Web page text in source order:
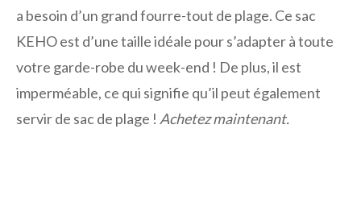
a besoin d’un grand fourre-tout de plage. Ce sac
KEHO est d’une taille idéale pour s’adapter à toute
votre garde-robe du week-end ! De plus, il est
imperméable, ce qui signifie qu’il peut également
servir de sac de plage ! Achetez maintenant.